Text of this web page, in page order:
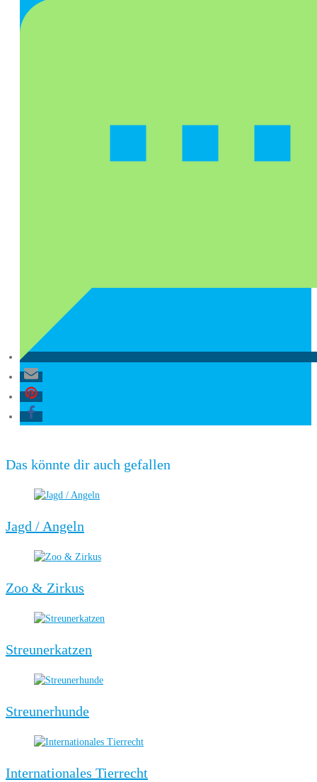
Das könnte dir auch gefallen
Jagd / Angeln
Zoo & Zirkus
Streunerkatzen
Streunerhunde
Internationales Tierrecht